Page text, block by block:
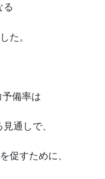
る
た。
備率は
通しで、
促すために、